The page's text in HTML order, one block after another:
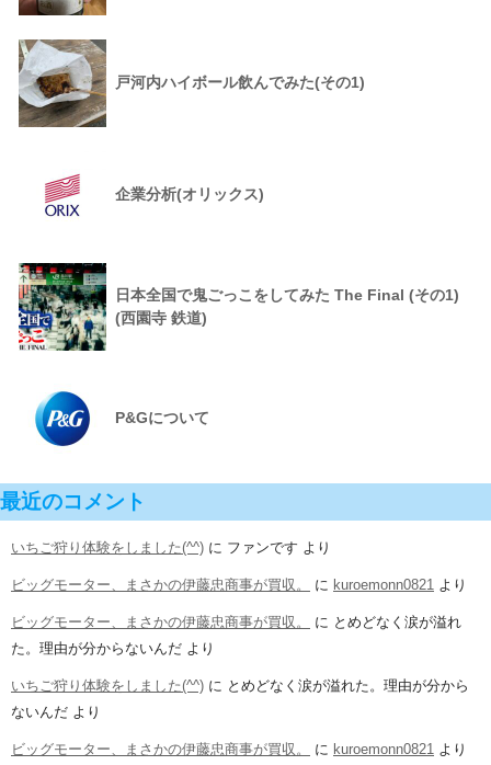
戸河内ハイボール飲んでみた(その1)
企業分析(オリックス)
日本全国で鬼ごっこをしてみた The Final (その1)
(西園寺 鉄道)
P&Gについて
最近のコメント
いちご狩り体験をしました(^^) に ファンです より
ビッグモーター、まさかの伊藤忠商事が買収。 に kuroemonn0821 より
ビッグモーター、まさかの伊藤忠商事が買収。 に とめどなく涙が溢れ
た。理由が分からないんだ より
いちご狩り体験をしました(^^) に とめどなく涙が溢れた。理由が分から
ないんだ より
ビッグモーター、まさかの伊藤忠商事が買収。 に kuroemonn0821 より